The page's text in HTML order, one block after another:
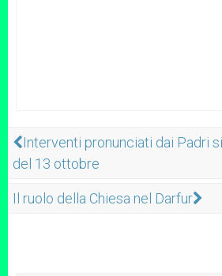
Interventi pronunciati dai Padri
del 13 ottobre
Il ruolo della Chiesa nel Darfur